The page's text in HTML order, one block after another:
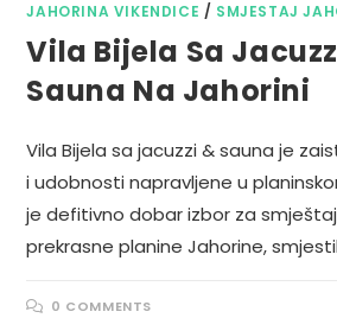
JAHORINA VIKENDICE / SMJESTAJ
Vila Bijela Sa
Sauna Na Jahorini
Vila Bijela sa jacuzzi & sauna je
i udobnosti napravljene u
je defitivno dobar izbor za
prekrasne planine Jahorine,
0 COMMENTS